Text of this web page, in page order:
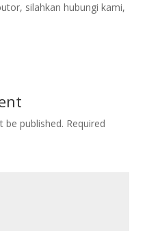
silahkan hubungi kami,
be published. Required